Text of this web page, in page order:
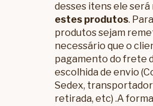
desses itens ele
estes produtos.
produtos sejam
necessário que o
pagamento do frete
escolhida de envio
Sedex,
retirada, etc) .A